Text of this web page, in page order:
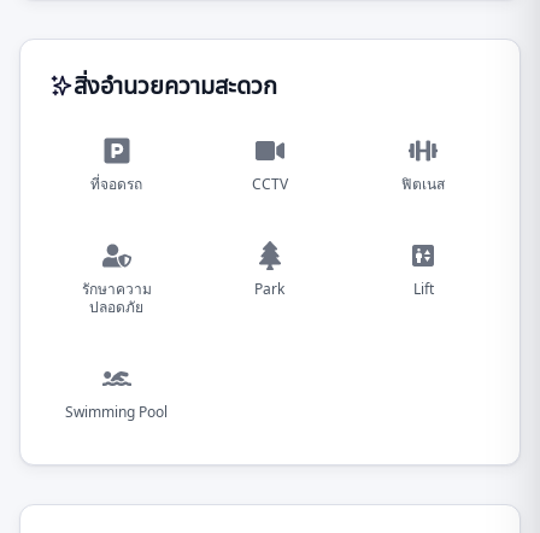
สิ่งอำนวยความสะดวก
ที่จอดรถ CCTV ฟิตเนส
รักษาความ
ปลอดภัย
Park Lift
Swimming Pool